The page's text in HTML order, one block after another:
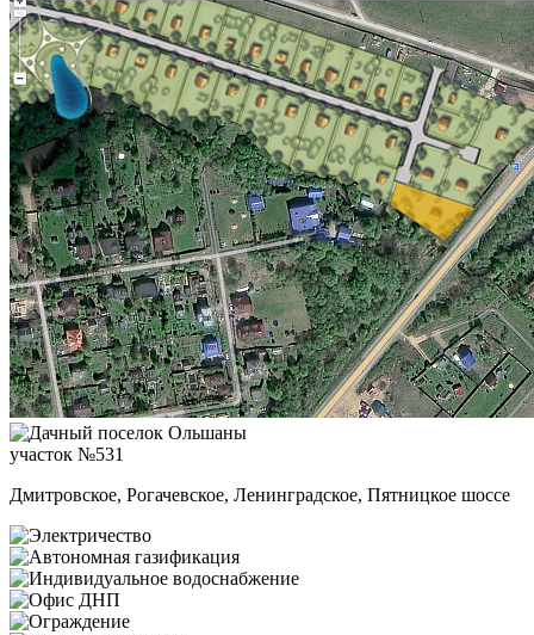
участок №531
Дмитровское, Рогачевское, Ленинградское, Пятницкое шоссе